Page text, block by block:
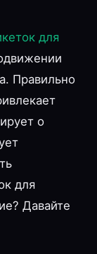
для
Правильно
о
для
Давайте